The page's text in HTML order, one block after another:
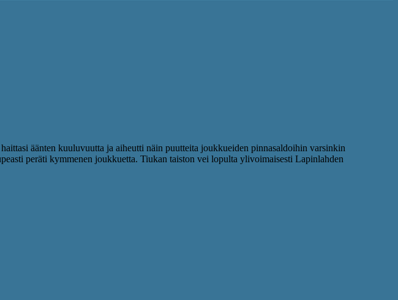
äänten kuuluvuutta ja aiheutti näin puutteita joukkueiden pinnasaldoihin varsinkin
peräti kymmenen joukkuetta. Tiukan taiston vei lopulta ylivoimaisesti Lapinlahden